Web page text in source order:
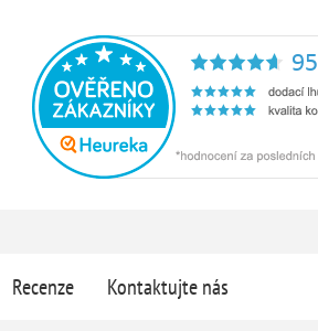
Recenze Kontaktujte nás